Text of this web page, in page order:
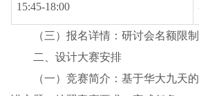
15:45-18:00
（三）报名详情：研讨会名额限制
二、设计大赛安排
（一）竞赛简介：基于华大九天的